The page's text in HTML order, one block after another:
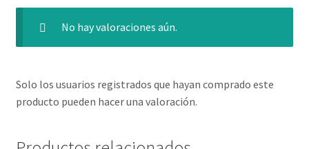
No hay valoraciones aún.
Solo los usuarios registrados que hayan comprado este
producto pueden hacer una valoración.